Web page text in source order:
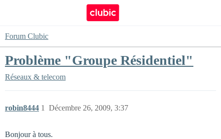
Forum Clubic
Problème "Groupe Résidentiel"
Réseaux & telecom
robin8444 Décembre 26, 2009, 3:37
1
Bonjour à tous.